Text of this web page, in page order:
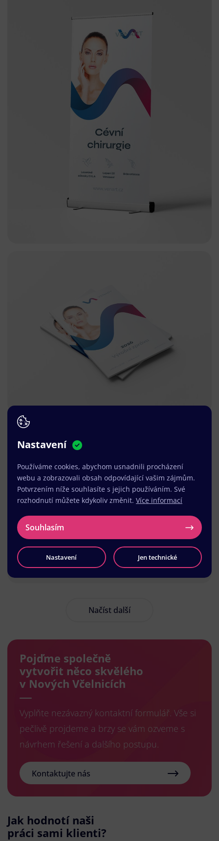
Načíst další
Pojďme společně
vytvořit něco skvělého
v Nových Včelnicích
Vyplňte nezávazný kontaktní formulář. Vše si
pečlivě projdeme a brzy se vám ozveme s
návrhem řešení a dalšího postupu.
Kontaktujte nás
Jak hodnotí naši
práci sami klienti?
Nastavení
Používáme cookies, abychom usnadnili procházení
webu a zobrazovali obsah odpovídající vašim zájmům.
Potvrzením níže souhlasíte s jejich používáním. Své
rozhodnutí můžete kdykoliv změnit. Více informací
Souhlasím
Nastavení Jen technické